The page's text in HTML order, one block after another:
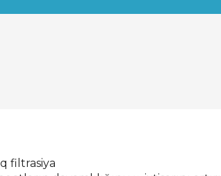
filtrasiya